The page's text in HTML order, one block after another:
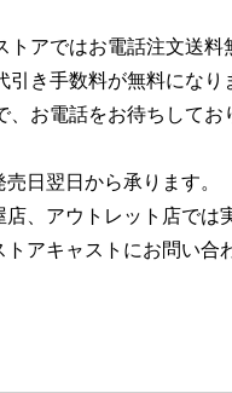
トアではお電話注文送
引き手数料が無料にな
、お電話をお待ちしてお
日翌日から承ります。​
、アウトレット店では
アキャストにお問い合